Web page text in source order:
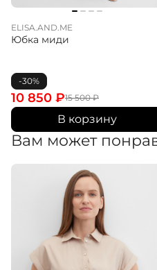
ELISA.AND.ME
Юбка миди
-30%
15 500₽
10 850 ₽
В корзину
Вам может